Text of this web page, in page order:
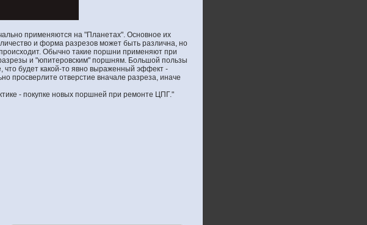
применяются на "Планетах". Основное их
и форма разрезов может быть различна, но
Обычно такие поршни применяют при
и "юпитеровским" поршням. Большой пользы
что будет какой-то явно выраженный эффект -
просверлите отверстие вначале разреза, иначе
- покупке новых поршней при ремонте ЦПГ."